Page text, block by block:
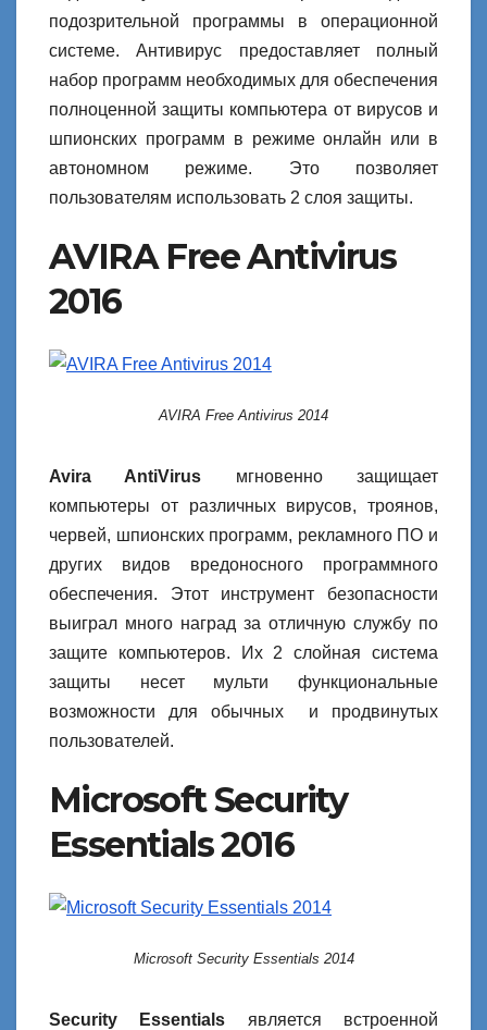
подозрительной программы в операционной
системе. Антивирус предоставляет полный
набор программ необходимых для обеспечения
полноценной защиты компьютера от вирусов и
шпионских программ в режиме онлайн или в
автономном режиме. Это позволяет
пользователям использовать 2 слоя защиты.
AVIRA Free Antivirus
2016
AVIRA Free Antivirus 2014
Avira AntiVirus мгновенно защищает
компьютеры от различных вирусов, троянов,
червей, шпионских программ, рекламного ПО и
других видов вредоносного программного
обеспечения. Этот инструмент безопасности
выиграл много наград за отличную службу по
защите компьютеров. Их 2 слойная система
защиты несет мульти функциональные
возможности для обычных и продвинутых
пользователей.
Microsoft Security
Essentials 2016
Microsoft Security Essentials 2014
Security Essentials является встроенной